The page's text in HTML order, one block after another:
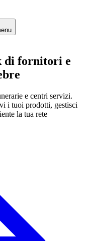
di fornitori e
e centri servizi.
i tuoi prodotti, gestisci
la tua rete